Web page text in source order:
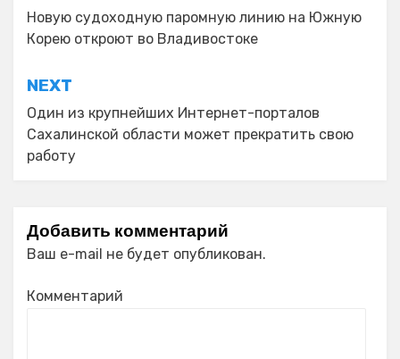
по
записям
Новую судоходную паромную линию на Южную
Корею откроют во Владивостоке
NEXT
Один из крупнейших Интернет-порталов
Сахалинской области может прекратить свою
работу
Добавить комментарий
Ваш e-mail не будет опубликован.
Комментарий